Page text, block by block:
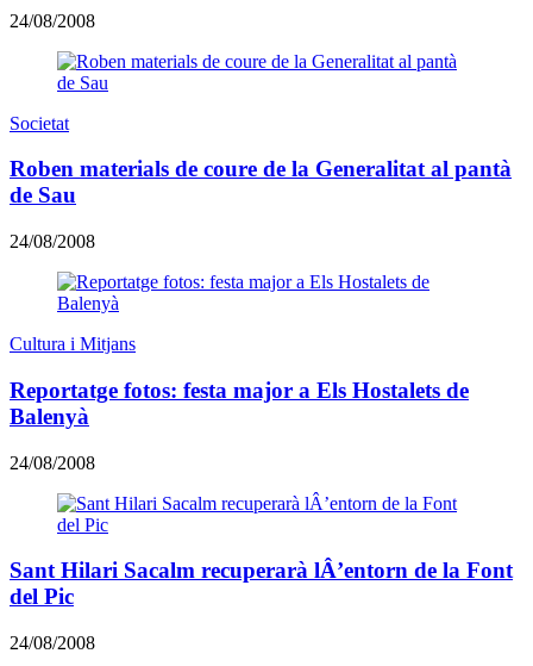
24/08/2008
Societat
Roben materials de coure de la Generalitat al pantà
de Sau
24/08/2008
Cultura i Mitjans
Reportatge fotos: festa major a Els Hostalets de
Balenyà
24/08/2008
Sant Hilari Sacalm recuperarà lÂ’entorn de la Font
del Pic
24/08/2008